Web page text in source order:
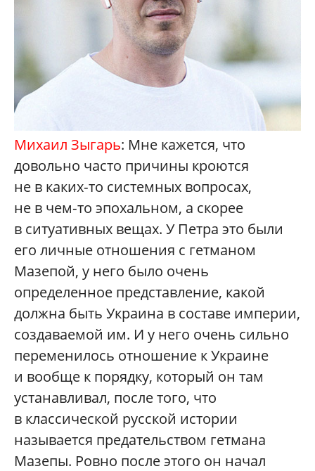
Михаил Зыгарь: Мне кажется, что
довольно часто причины кроются
не в каких‑то системных вопросах,
не в чем‑то эпохальном, а скорее
в ситуативных вещах. У Петра это были
его личные отношения с гетманом
Мазепой, у него было очень
определенное представление, какой
должна быть Украина в составе империи,
создаваемой им. И у него очень сильно
переменилось отношение к Украине
и вообще к порядку, который он там
устанавливал, после того, что
в классической русской истории
называется предательством гетмана
Мазепы. Ровно после этого он начал